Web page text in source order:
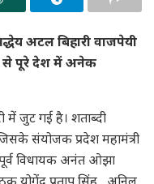
अटल बिहारी वाजपेयी
से पूरे देश में अनेक
में जुट गई है। शताब्दी
संयोजक प्रदेश महामंत्री
विधायक अनंत ओझा